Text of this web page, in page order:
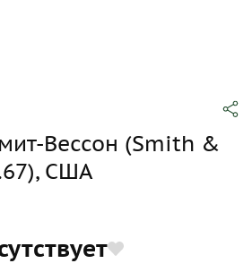
Вессон (Smith &
США